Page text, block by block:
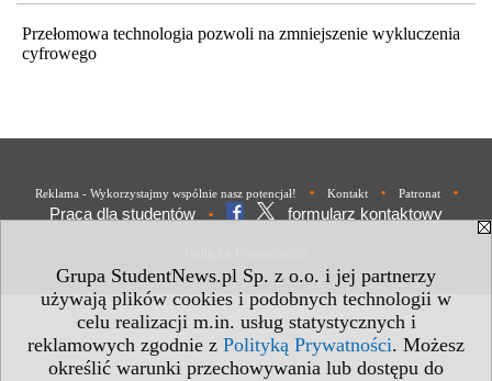
Grupa StudentNews.pl Sp. z o.o. i jej partnerzy
używają plików cookies i podobnych technologii w
celu realizacji m.in. usług statystycznych i
reklamowych zgodnie z Polityką Prywatności. Możesz
określić warunki przechowywania lub dostępu do
Przełomowa technologia pozwoli na zmniejszenie wykluczenia
cyfrowego
Reklama - Wykorzystajmy wspólnie nasz potencjał! • Kontakt • Patronat •
Praca dla studentów • formularz kontaktowy